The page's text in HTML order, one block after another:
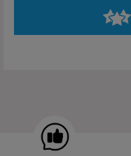
20 mg/ml de nicotine :
cutané
Voir tous les